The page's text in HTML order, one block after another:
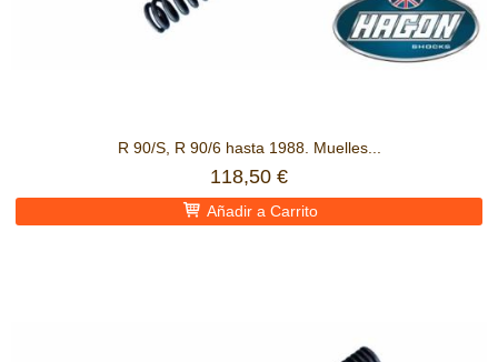
R 90/S, R 90/6 hasta 1988. Muelles...
118,50 €
Añadir a Carrito